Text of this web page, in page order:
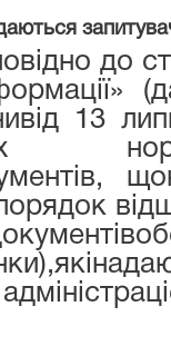
до